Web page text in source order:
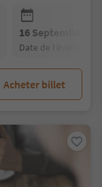
16 September 2026
date de l’événement
Acheter billet